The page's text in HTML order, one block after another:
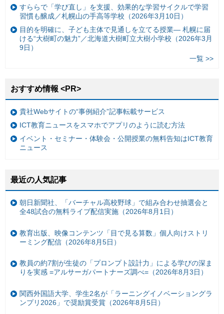
すららで「学び直し」を支援、効果的な学習サイクルで学習
習慣も醸成／札幌山の手高等学校（2026年3月10日）
目的を明確に、子ども主体で見通しを立てる授業— 札幌に届
ける“大樹町の魅力”／北海道大樹町立大樹小学校（2026年3月
9日）
一覧 >>
おすすめ情報 <PR>
貴社Webサイトの“事例紹介”記事転載サービス
ICT教育ニュースをスマホでアプリのように読む方法
イベント・セミナー・体験会・公開授業の無料告知はICT教育
ニュース
最近の人気記事
朝日新聞社、「バーチャル高校野球」で組み合わせ抽選会と
全48試合の無料ライブ配信実施（2026年8月1日）
教育出版、映像コンテンツ「目で見る算数」個人向けストリ
ーミング配信（2026年8月5日）
教員の約7割が生徒の「プロンプト設計力」による学びの深ま
りを実感 =アルサーガパートナーズ調べ=（2026年8月3日）
関西外国語大学、学生2名が「ラーニングイノベーショングラ
ンプリ2026」で奨励賞受賞（2026年8月5日）